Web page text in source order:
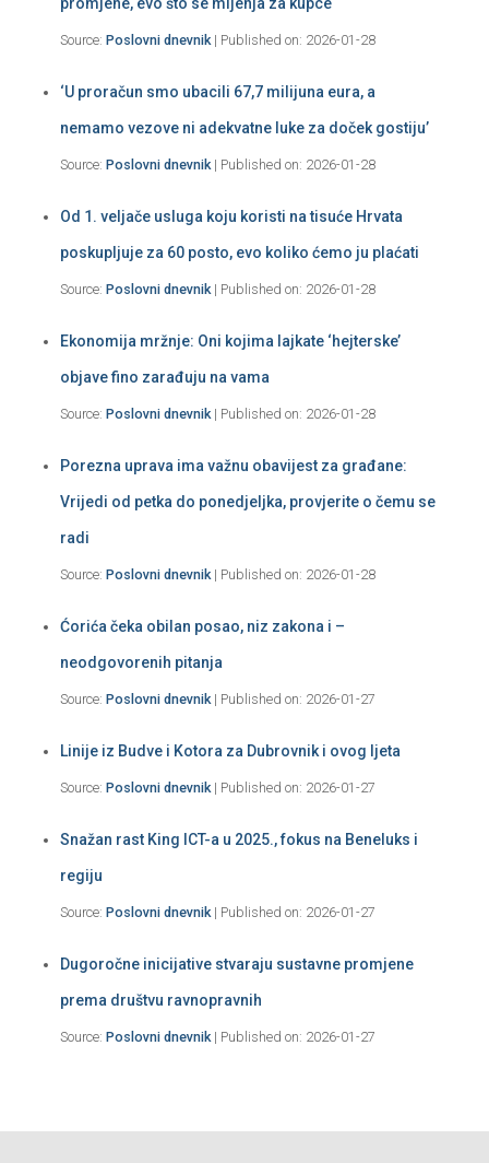
promjene, evo što se mijenja za kupce
Source: Poslovni dnevnik Published on: 2026-01-28
‘U proračun smo ubacili 67,7 milijuna eura, a
nemamo vezove ni adekvatne luke za doček gostiju’
Source: Poslovni dnevnik Published on: 2026-01-28
Od 1. veljače usluga koju koristi na tisuće Hrvata
poskupljuje za 60 posto, evo koliko ćemo ju plaćati
Source: Poslovni dnevnik Published on: 2026-01-28
Ekonomija mržnje: Oni kojima lajkate ‘hejterske’
objave fino zarađuju na vama
Source: Poslovni dnevnik Published on: 2026-01-28
Porezna uprava ima važnu obavijest za građane:
Vrijedi od petka do ponedjeljka, provjerite o čemu se
radi
Source: Poslovni dnevnik Published on: 2026-01-28
Ćorića čeka obilan posao, niz zakona i –
neodgovorenih pitanja
Source: Poslovni dnevnik Published on: 2026-01-27
Linije iz Budve i Kotora za Dubrovnik i ovog ljeta
Source: Poslovni dnevnik Published on: 2026-01-27
Snažan rast King ICT-a u 2025., fokus na Beneluks i
regiju
Source: Poslovni dnevnik Published on: 2026-01-27
Dugoročne inicijative stvaraju sustavne promjene
prema društvu ravnopravnih
Source: Poslovni dnevnik Published on: 2026-01-27